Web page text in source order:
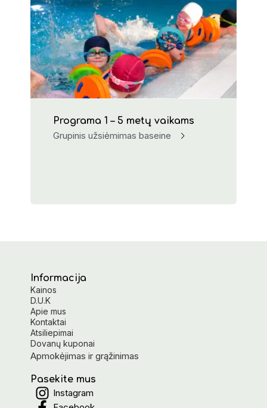
Programa 1 – 5 metų vaikams
Grupinis užsiėmimas baseine
Informacija
Kainos
D.U.K
Apie mus
Kontaktai
Atsiliepimai
Dovanų kuponai
Apmokėjimas ir grąžinimas
Pasekite mus
Instagram